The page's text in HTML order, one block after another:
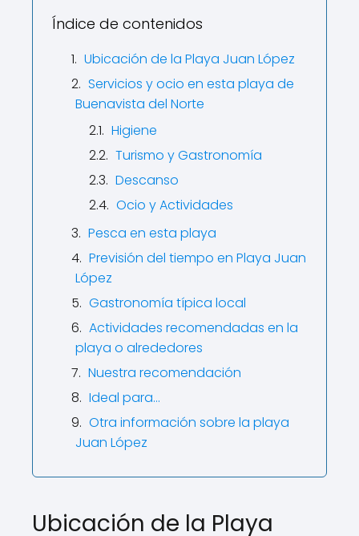
Índice de contenidos
Ubicación de la Playa Juan López
Servicios y ocio en esta playa de
Buenavista del Norte
Higiene
Turismo y Gastronomía
Descanso
Ocio y Actividades
Pesca en esta playa
Previsión del tiempo en Playa Juan
López
Gastronomía típica local
Actividades recomendadas en la
playa o alrededores
Nuestra recomendación
Ideal para…
Otra información sobre la playa
Juan López
Ubicación de la Playa